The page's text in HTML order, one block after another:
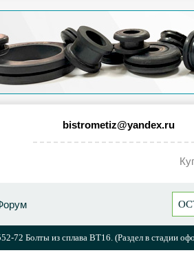
bistrometiz@yandex.ru
72 Болты из сплава ВТ16. (Раздел в стадии